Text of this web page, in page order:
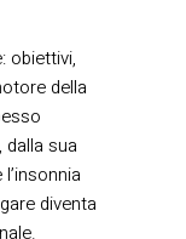
obiettivi,
della
sua
diventa